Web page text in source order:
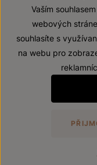
©
Zákaz prodeje
Vaším
webových
souhlasíte s
na webu pro